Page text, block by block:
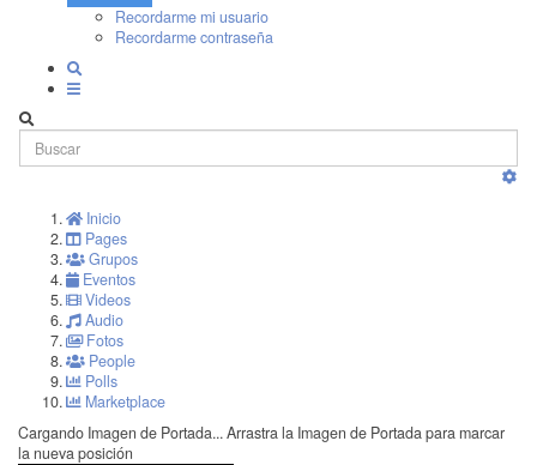
Recordarme mi usuario
Recordarme contraseña
Inicio
Pages
Grupos
Eventos
Videos
Audio
Fotos
People
Polls
Marketplace
Cargando Imagen de Portada... Arrastra la Imagen de Portada para marcar
la nueva posición